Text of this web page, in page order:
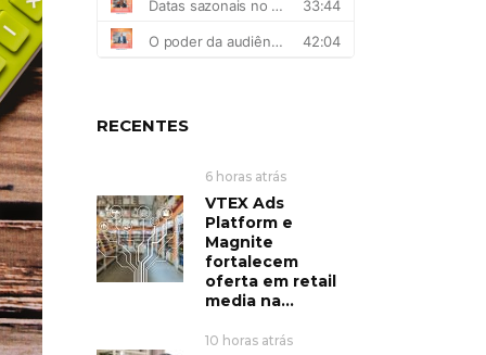
RECENTES
6 horas atrás
VTEX Ads
Platform e
Magnite
fortalecem
oferta em retail
media na...
10 horas atrás